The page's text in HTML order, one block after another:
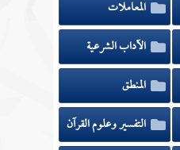
المعاملات
الآداب الشرعية
المنطق
التفسير وعلوم القرآن